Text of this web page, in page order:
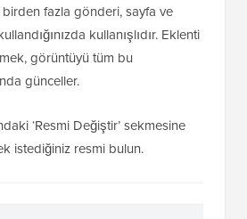
birden fazla gönderi, sayfa ve
kullanışlıdır. Eklenti
görüntüyü tüm bu
günceller.
‘Resmi Değiştir’ sekmesine
istediğiniz resmi bulun.